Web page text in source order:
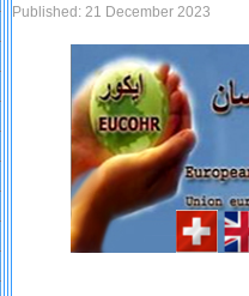
Published: 21 December 2023